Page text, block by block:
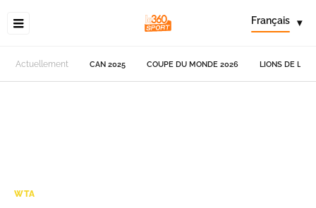
Français ▾
Actuellement CAN 2025 COUPE DU MONDE 2026 LIONS DE
WTA